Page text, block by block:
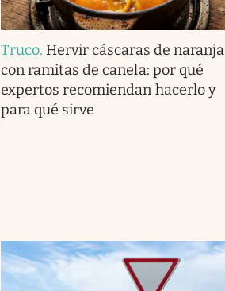
Truco. Hervir cáscaras de naranja
con ramitas de canela: por qué
expertos recomiendan hacerlo y
para qué sirve